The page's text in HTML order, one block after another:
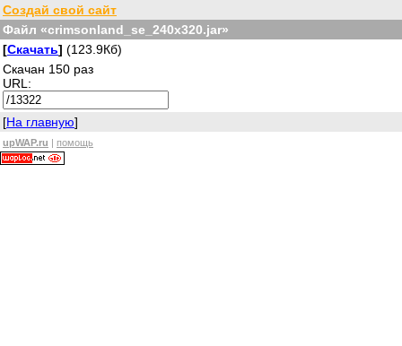
Создай свой сайт
Файл «crimsonland_se_240x320.jar»
[Скачать] (123.9Кб)
Скачан 150 раз
URL:
[На главную]
upWAP.ru | помощь